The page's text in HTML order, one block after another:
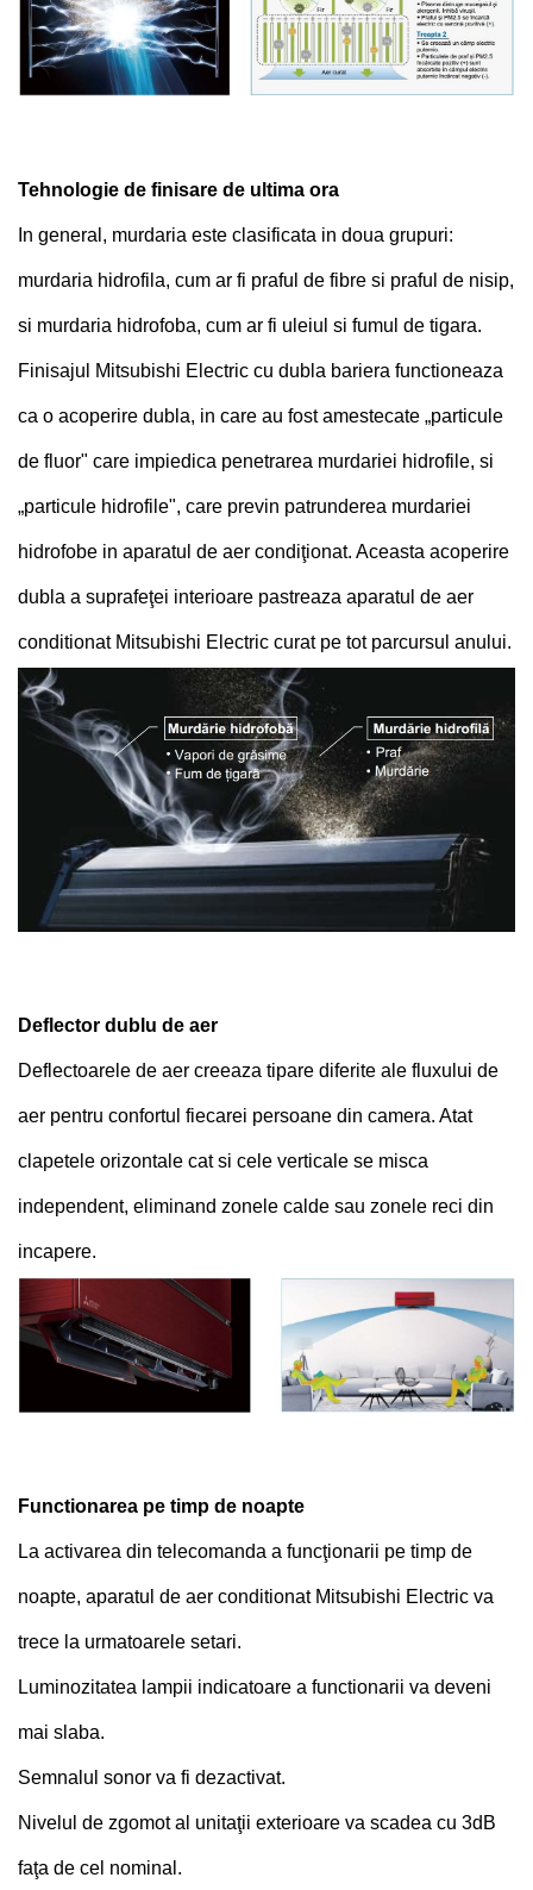
Tehnologie de finisare de ultima ora
In general, murdaria este clasificata in doua grupuri:
murdaria hidrofila, cum ar fi praful de fibre si praful de nisip,
si murdaria hidrofoba, cum ar fi uleiul si fumul de tigara.
Finisajul Mitsubishi Electric cu dubla bariera functioneaza
ca o acoperire dubla, in care au fost amestecate „particule
de fluor" care impiedica penetrarea murdariei hidrofile, si
„particule hidrofile", care previn patrunderea murdariei
hidrofobe in aparatul de aer condiţionat. Aceasta acoperire
dubla a suprafeţei interioare pastreaza aparatul de aer
conditionat Mitsubishi Electric curat pe tot parcursul anului.
Deflector dublu de aer
Deflectoarele de aer creeaza tipare diferite ale fluxului de
aer pentru confortul fiecarei persoane din camera. Atat
clapetele orizontale cat si cele verticale se misca
independent, eliminand zonele calde sau zonele reci din
incapere.
Functionarea pe timp de noapte
La activarea din telecomanda a funcţionarii pe timp de
noapte, aparatul de aer conditionat Mitsubishi Electric va
trece la urmatoarele setari.
Luminozitatea lampii indicatoare a functionarii va deveni
mai slaba.
Semnalul sonor va fi dezactivat.
Nivelul de zgomot al unitaţii exterioare va scadea cu 3dB
faţa de cel nominal.